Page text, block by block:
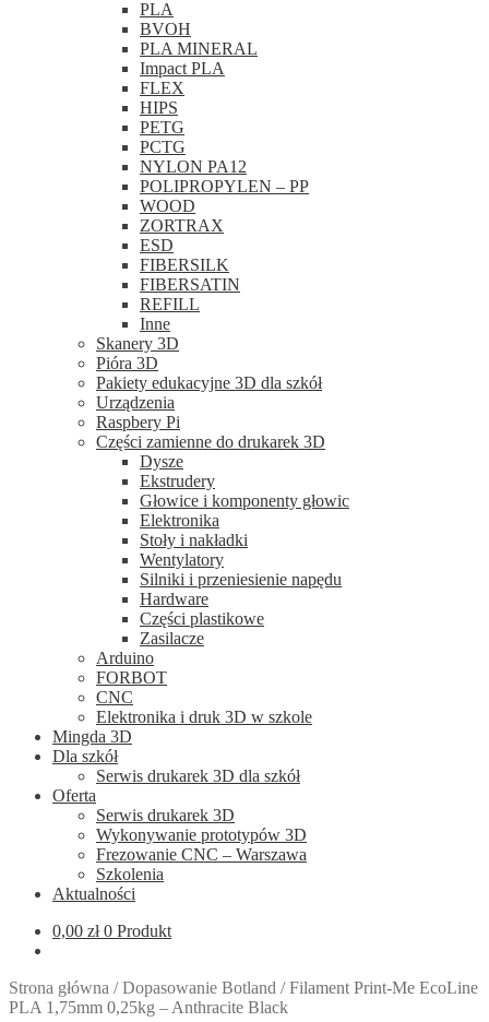
PLA
BVOH
PLA MINERAL
Impact PLA
FLEX
HIPS
PETG
PCTG
NYLON PA12
POLIPROPYLEN – PP
WOOD
ZORTRAX
ESD
FIBERSILK
FIBERSATIN
REFILL
Inne
Skanery 3D
Pióra 3D
Pakiety edukacyjne 3D dla szkół
Urządzenia
Raspbery Pi
Części zamienne do drukarek 3D
Dysze
Ekstrudery
Głowice i komponenty głowic
Elektronika
Stoły i nakładki
Wentylatory
Silniki i przeniesienie napędu
Hardware
Części plastikowe
Zasilacze
Arduino
FORBOT
CNC
Elektronika i druk 3D w szkole
Mingda 3D
Dla szkół
Serwis drukarek 3D dla szkół
Oferta
Serwis drukarek 3D
Wykonywanie prototypów 3D
Frezowanie CNC – Warszawa
Szkolenia
Aktualności
0,00 zł 0 Produkt
Strona główna /Dopasowanie Botland /Filament Print-Me EcoLine
PLA 1,75mm 0,25kg – Anthracite Black